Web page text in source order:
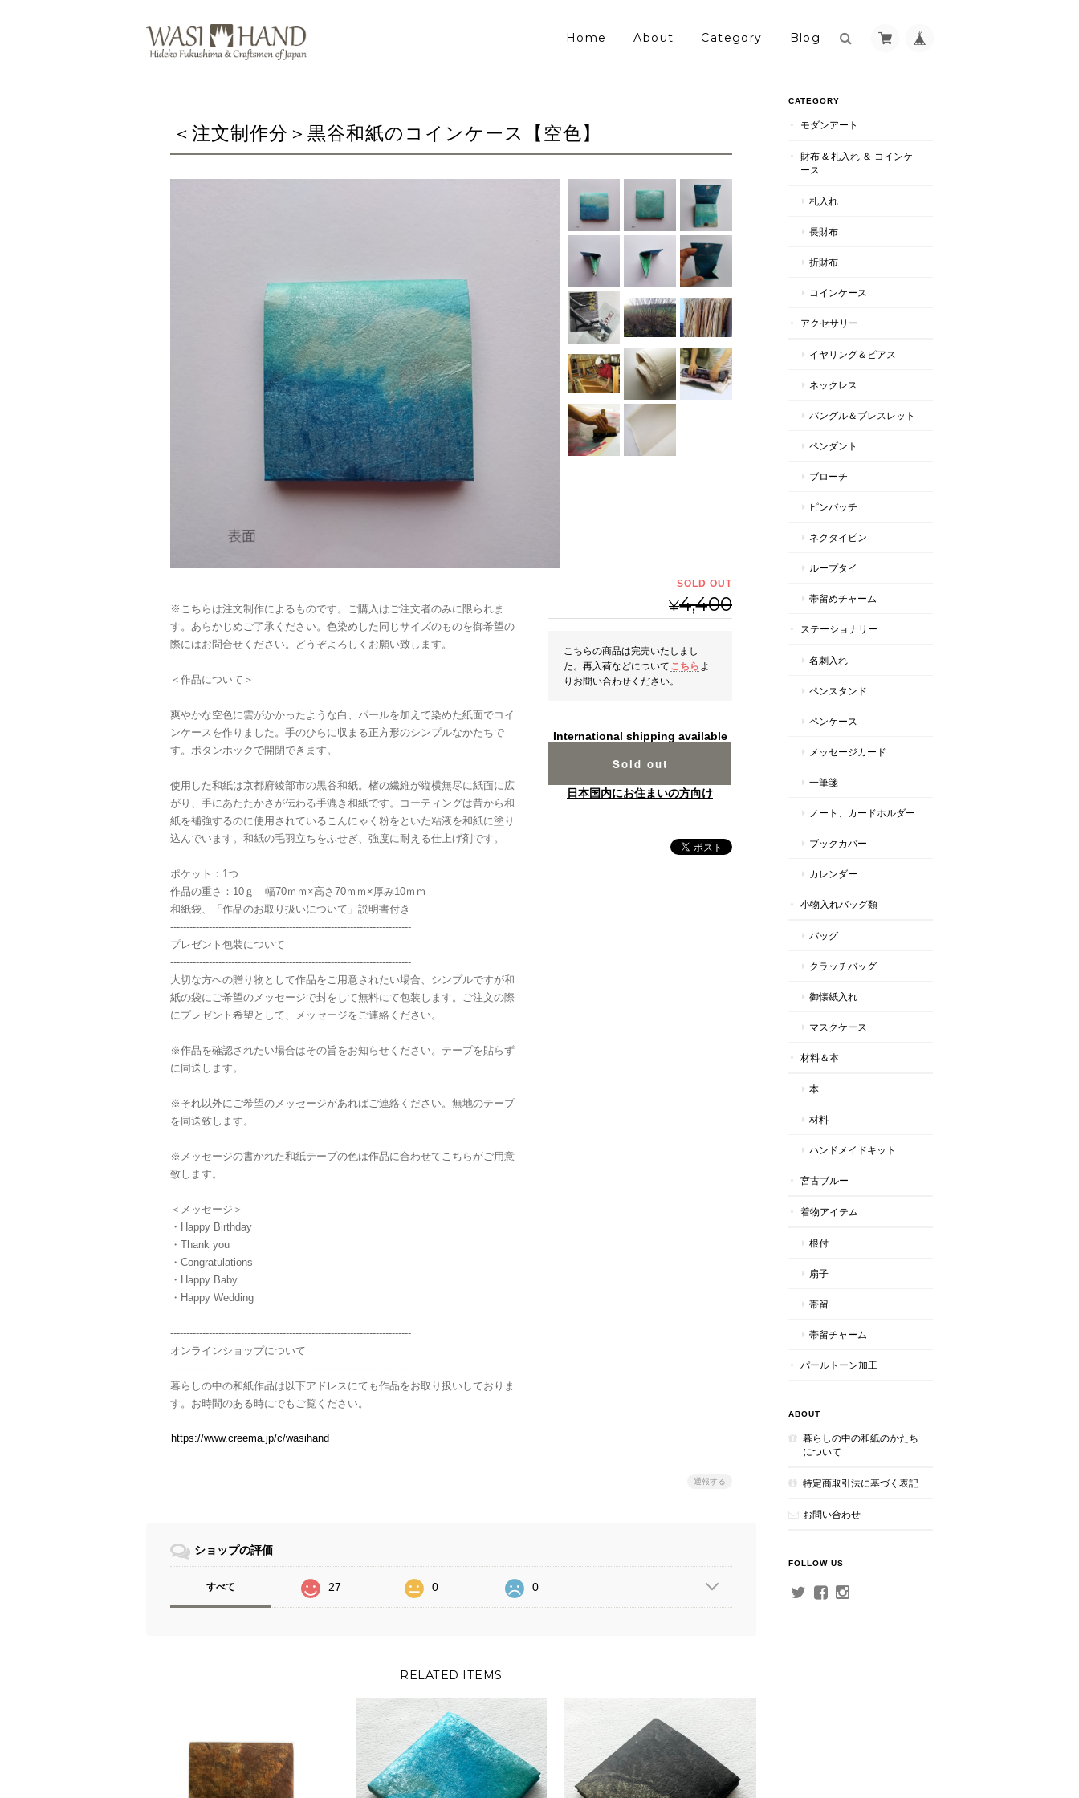
Home About Category Blog
＜注文制作分＞黒谷和紙のコインケース【空色】
※こちらは注文制作によるものです。ご購入はご注文者のみに限られま
す。あらかじめご了承ください。色染めした同じサイズのものを御希望の
際にはお問合せください。どうぞよろしくお願い致します。
＜作品について＞
爽やかな空色に雲がかかったような白、パールを加えて染めた紙面でコイ
ンケースを作りました。手のひらに収まる正方形のシンプルなかたちで
す。ボタンホックで開閉できます。
使用した和紙は京都府綾部市の黒谷和紙。楮の繊維が縦横無尽に紙面に広
がり、手にあたたかさが伝わる手漉き和紙です。コーティングは昔から和
紙を補強するのに使用されているこんにゃく粉をといた粘液を和紙に塗り
込んでいます。和紙の毛羽立ちをふせぎ、強度に耐える仕上げ剤です。
ポケット：1つ
作品の重さ：10ｇ 幅70ｍｍ×高さ70ｍｍ×厚み10ｍｍ
和紙袋、「作品のお取り扱いについて」説明書付き
---------------------------------------------------------------------------
プレゼント包装について
---------------------------------------------------------------------------
大切な方への贈り物として作品をご用意されたい場合、シンプルですが和
紙の袋にご希望のメッセージで封をして無料にて包装します。ご注文の際
にプレゼント希望として、メッセージをご連絡ください。
※作品を確認されたい場合はその旨をお知らせください。テープを貼らず
に同送します。
※それ以外にご希望のメッセージがあればご連絡ください。無地のテープ
を同送致します。
※メッセージの書かれた和紙テープの色は作品に合わせてこちらがご用意
致します。
＜メッセージ＞
・Happy Birthday
・Thank you
・Congratulations
・Happy Baby
・Happy Wedding
---------------------------------------------------------------------------
オンラインショップについて
---------------------------------------------------------------------------
暮らしの中の和紙作品は以下アドレスにても作品をお取り扱いしておりま
す。お時間のある時にでもご覧ください。
https://www.creema.jp/c/wasihand
¥4,400
SOLD OUT
こちらの商品は完売いたしまし
た。再入荷などについて こちら よ
りお問い合わせください。
International shipping available
Sold out
日本国内にお住まいの方向け
通報する
ショップの評価
すべて 27 0 0
RELATED ITEMS
CATEGORY
モダンアート
財布 & 札入れ ＆ コインケ
ース
札入れ
長財布
折財布
コインケース
アクセサリー
イヤリング＆ピアス
ネックレス
バングル＆ブレスレット
ペンダント
ブローチ
ピンバッチ
ネクタイピン
ループタイ
帯留めチャーム
ステーショナリー
名刺入れ
ペンスタンド
ペンケース
メッセージカード
一筆箋
ノート、カードホルダー
ブックカバー
カレンダー
小物入れバッグ類
バッグ
クラッチバッグ
御懐紙入れ
マスクケース
材料＆本
本
材料
ハンドメイドキット
宮古ブルー
着物アイテム
根付
扇子
帯留
帯留チャーム
パールトーン加工
ABOUT
暮らしの中の和紙のかたち
について
特定商取引法に基づく表記
お問い合わせ
FOLLOW US